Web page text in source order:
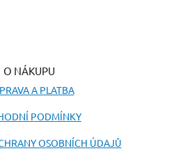
O NÁKUPU
A PLATBA
PODMÍNKY
OSOBNÍCH ÚDAJŮ